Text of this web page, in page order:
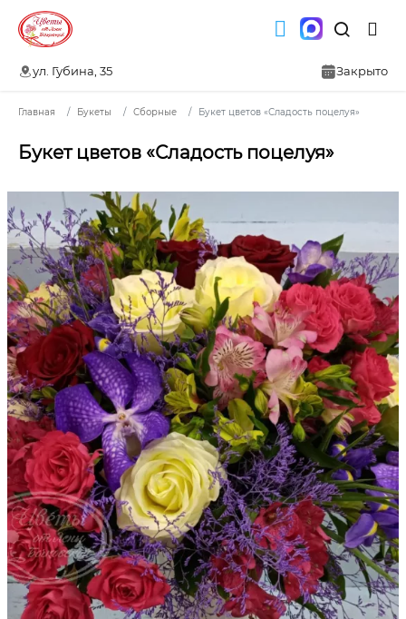
ул. Губина, 35 Закрыто
Главная Букеты Сборные Букет цветов «Сладость поцелуя»
Букет цветов «Сладость поцелуя»